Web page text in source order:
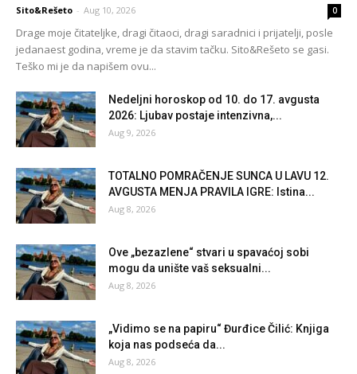
Sito&Rešeto - Aug 10, 2026 0
Drage moje čitateljke, dragi čitaoci, dragi saradnici i prijatelji, posle
jedanaest godina, vreme je da stavim tačku. Sito&Rešeto se gasi.
Teško mi je da napišem ovu...
Nedeljni horoskop od 10. do 17. avgusta
2026: Ljubav postaje intenzivna,...
Aug 9, 2026
TOTALNO POMRAČENJE SUNCA U LAVU 12.
AVGUSTA MENJA PRAVILA IGRE: Istina...
Aug 8, 2026
Ove „bezazlene“ stvari u spavaćoj sobi
mogu da unište vaš seksualni...
Aug 8, 2026
„Vidimo se na papiru“ Đurđice Čilić: Knjiga
koja nas podseća da...
Aug 8, 2026